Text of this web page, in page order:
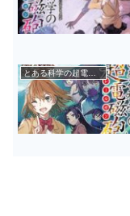
とある科学の超電磁砲